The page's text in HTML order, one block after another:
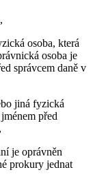
osoba, která
osoba je
správcem daně v
jiná fyzická
před
je oprávněn
prokury jednat